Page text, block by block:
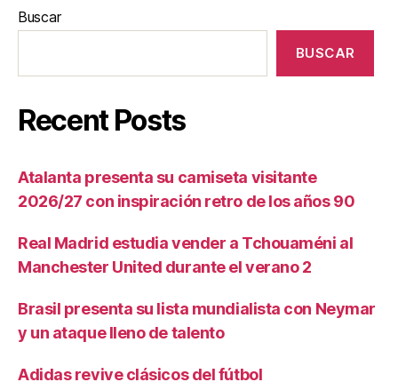
Buscar
BUSCAR
Recent Posts
Atalanta presenta su camiseta visitante
2026/27 con inspiración retro de los años 90
Real Madrid estudia vender a Tchouaméni al
Manchester United durante el verano 2
Brasil presenta su lista mundialista con Neymar
y un ataque lleno de talento
Adidas revive clásicos del fútbol